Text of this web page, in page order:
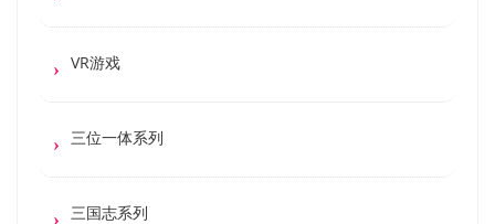
VR游戏
三位一体系列
三国志系列